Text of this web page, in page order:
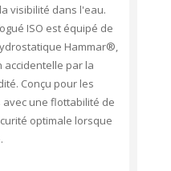
visibilité dans l'eau.
ISO est équipé de
Hammar®,
accidentelle par la
Conçu pour les
une flottabilité de
optimale lorsque